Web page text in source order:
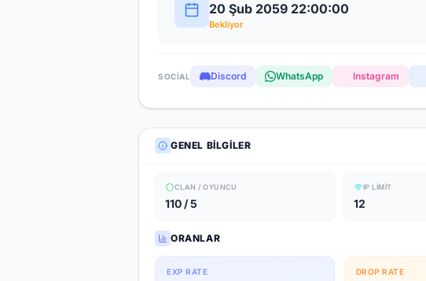
20 Şub 2059 22:00:00
Bekliyor
SOCIAL Discord WhatsApp Instagram
GENEL BILGILER
CLAN / OYUNCU
110 / 5
IP LIMIT
12
ORANLAR
EXP RATE DROP RATE